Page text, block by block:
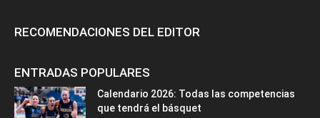
RECOMENDACIONES DEL EDITOR
ENTRADAS POPULARES
Calendario 2026: Todas las competencias
que tendrá el básquet